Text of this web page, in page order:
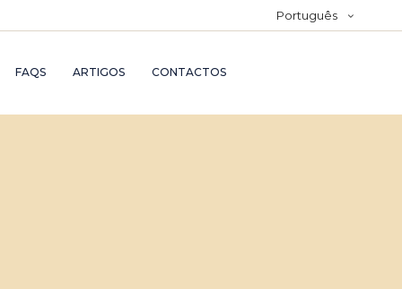
Português
FAQS ARTIGOS CONTACTOS